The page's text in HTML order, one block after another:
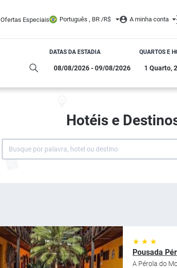
Ofertas Especiais Português , BR /R$ A minha conta
DATAS DA ESTADIA QUARTOS E
Hotéis e
★ ★ ★
Pousada
A Pérola do